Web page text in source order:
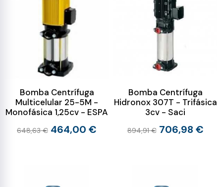
Bomba Centrífuga
Multicelular 25-5M -
Monofásica 1,25cv - ESPA
648,63 € 464,00 €
Bomba Centrífuga
Hidronox 307T - Trifásica
3cv - Saci
894,91 € 706,98 €